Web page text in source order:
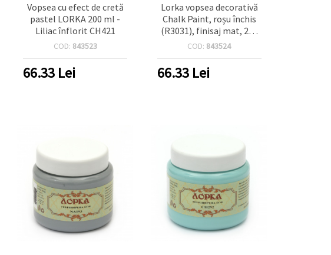
Vopsea cu efect de cretă
pastel LORKA 200 ml -
Liliac înflorit CH421
COD: 843523
66.33 Lei
Lorka vopsea decorativă
Chalk Paint, roșu închis
(R3031), finisaj mat, 200
ml – pentru mobilier,
decupaj/decoupage și
proiecte DIY și hobby
COD: 843524
66.33Lei